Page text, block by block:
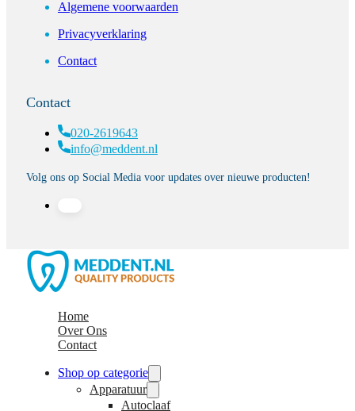
Algemene voorwaarden
Privacyverklaring
Contact
Contact
020-2619643
info@meddent.nl
Volg ons op Social Media voor updates over nieuwe producten!
Home
Over Ons
Contact
Shop op categorie
Apparatuur
Autoclaaf